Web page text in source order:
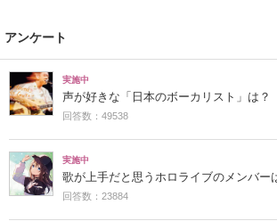
アンケート
実施中
声が好きな「日本のボーカリスト」は？
回答数：49538
実施中
歌が上手だと思うホロライブのメンバー
回答数：23884